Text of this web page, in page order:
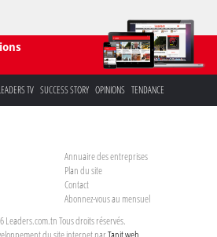
TV SUCCESS STORY OPINIONS TENDANCE
Annuaire des entreprises
Plan du site
Contact
Abonnez-vous au mensuel
Leaders.com.tn Tous droits réservés.